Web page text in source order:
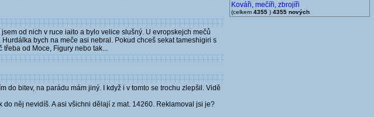
Kováři, mečíři, zbrojíři
(celkem 4355 ) 4355 nových
od nich v ruce iaito a bylo velice slušný. U evropskejch mečů
bych na meče asi nebral. Pokud chceš sekat tameshigiri s
od Moce, Figury nebo tak...
do bitev, na parádu mám jiný. I když i v tomto se trochu zlepšil. Vidě
něj nevidíš. A asi všichni dělají z mat. 14260. Reklamoval jsi je?